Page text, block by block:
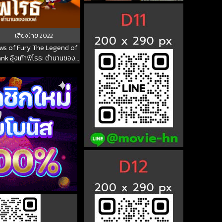
เสียงไทย2022
of Fury The Legend of
อุ้งเท้าพิโรธ: ตำนานของ